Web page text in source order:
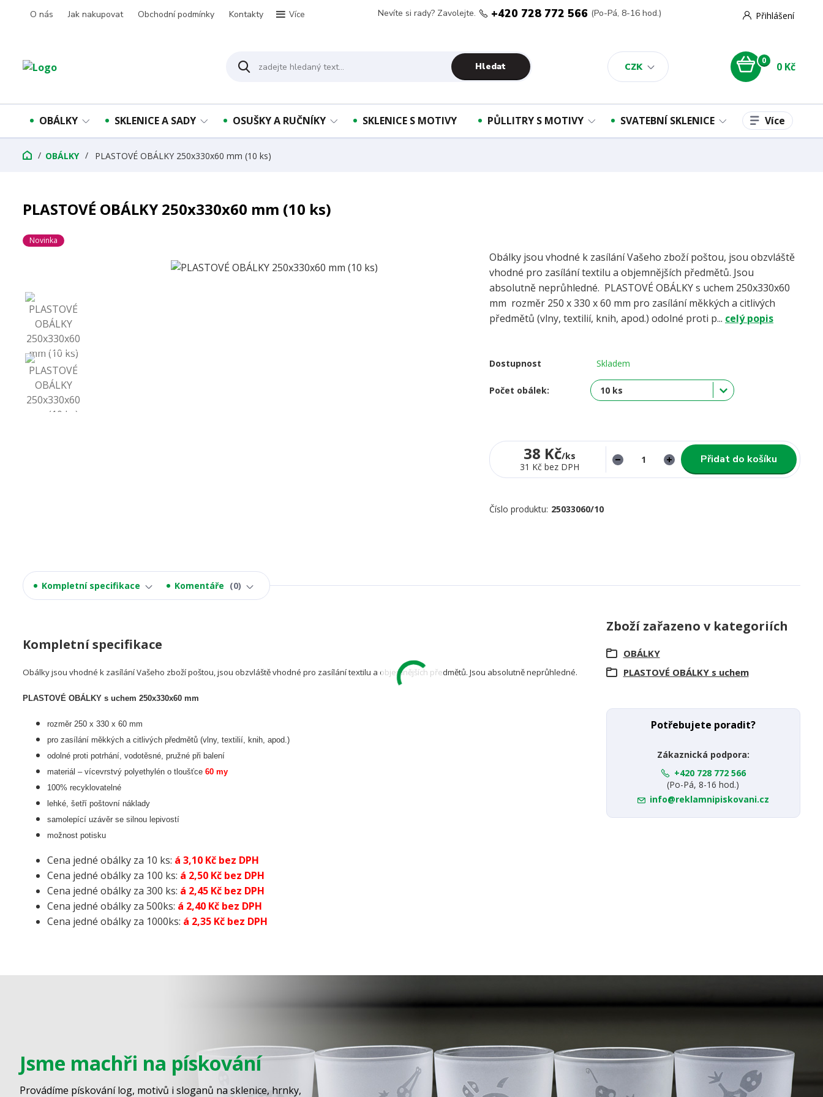
O nás Jak nakupovat Obchodní podmínky Kontakty Více
CZK
Přihlášení
Hledat
Nevíte si rady? Zavolejte. +420 728 772 566 (Po-Pá, 8-16 hod.)
0 0 Kč
OBÁLKY SKLENICE A SADY OSUŠKY A RUČNÍKY SKLENICE S MOTIVY PŮLLITRY S MOTIVY SVATEBNÍ SKLENICE Více
OBÁLKY PLASTOVÉ OBÁLKY 250x330x60 mm (10 ks)
PLASTOVÉ OBÁLKY 250x330x60 mm (10 ks)
Novinka
Obálky jsou vhodné k zasílání Vašeho zboží poštou, jsou obzvláště
vhodné pro zasílání textilu a objemnějších předmětů. Jsou
absolutně neprůhledné. PLASTOVÉ OBÁLKY s uchem 250x330x60
mm rozměr 250 x 330 x 60 mm pro zasílání měkkých a citlivých
předmětů (vlny, textilií, knih, apod.) odolné proti p... celý popis
Dostupnost Skladem
Počet obálek:
38 Kč/ks
31 Kč bez DPH
Přidat do košíku
Číslo produktu: 25033060/10
Kompletní specifikace Komentáře 0
Kompletní specifikace
Obálky jsou vhodné k zasílání Vašeho zboží poštou, jsou obzvláště vhodné pro zasílání textilu a objemnějších předmětů. Jsou absolutně neprůhledné.
PLASTOVÉ OBÁLKY s uchem 250x330x60 mm
rozměr 250 x 330 x 60 mm
pro zasílání měkkých a citlivých předmětů (vlny, textilií, knih, apod.)
odolné proti potrhání, vodotěsné, pružné při balení
materiál – vícevrstvý polyethylén o tloušťce 60 my
100% recyklovatelné
lehké, šetří poštovní náklady
samolepící uzávěr se silnou lepivostí
možnost potisku
Cena jedné obálky za 10 ks: á 3,10 Kč bez DPH
Cena jedné obálky za 100 ks: á 2,50 Kč bez DPH
Cena jedné obálky za 300 ks: á 2,45 Kč bez DPH
Cena jedné obálky za 500ks: á 2,40 Kč bez DPH
Cena jedné obálky za 1000ks: á 2,35 Kč bez DPH
Zboží zařazeno v kategoriích
OBÁLKY
PLASTOVÉ OBÁLKY s uchem
Potřebujete poradit?
Zákaznická podpora:
+420 728 772 566
(Po-Pá, 8-16 hod.)
info@reklamnipiskovani.cz
Jsme machři na pískování
Provádíme pískování log, motivů i sloganů na sklenice, hrnky,